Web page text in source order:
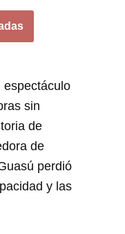
espectáculo
sin
de
de
perdió
y las